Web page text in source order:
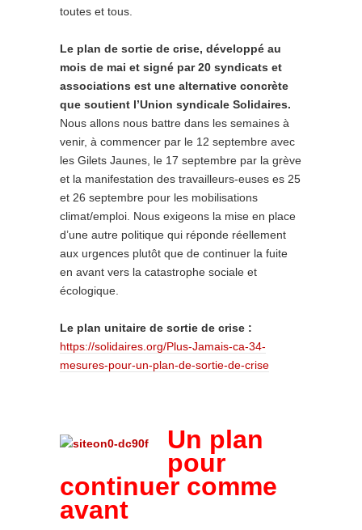
toutes et tous.
Le plan de sortie de crise, développé au
mois de mai et signé par 20 syndicats et
associations est une alternative concrète
que soutient l’Union syndicale Solidaires.
Nous allons nous battre dans les semaines à
venir, à commencer par le 12 septembre avec
les Gilets Jaunes, le 17 septembre par la grève
et la manifestation des travailleurs-euses es 25
et 26 septembre pour les mobilisations
climat/emploi. Nous exigeons la mise en place
d’une autre politique qui réponde réellement
aux urgences plutôt que de continuer la fuite
en avant vers la catastrophe sociale et
écologique.
Le plan unitaire de sortie de crise :
https://solidaires.org/Plus-Jamais-ca-34-
mesures-pour-un-plan-de-sortie-de-crise
Un plan
pour
continuer comme
avant